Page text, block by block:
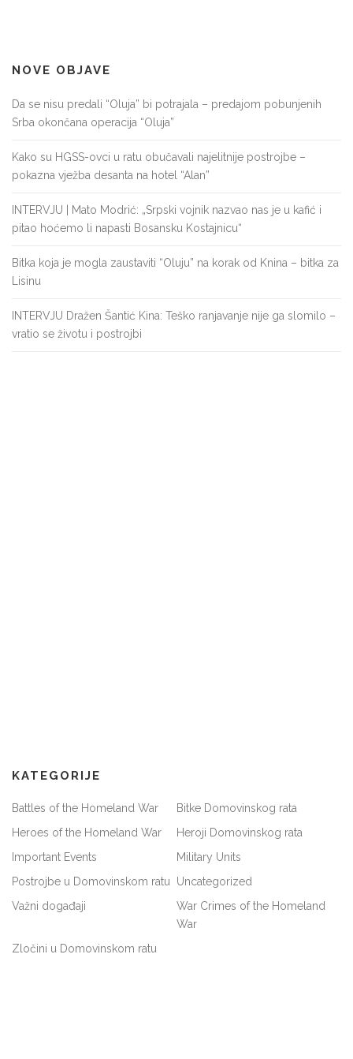
NOVE OBJAVE
Da se nisu predali “Oluja” bi potrajala – predajom pobunjenih
Srba okončana operacija “Oluja”
Kako su HGSS-ovci u ratu obučavali najelitnije postrojbe –
pokazna vježba desanta na hotel “Alan”
INTERVJU | Mato Modrić: „Srpski vojnik nazvao nas je u kafić i
pitao hoćemo li napasti Bosansku Kostajnicu“
Bitka koja je mogla zaustaviti “Oluju” na korak od Knina – bitka za
Lisinu
INTERVJU Dražen Šantić Kina: Teško ranjavanje nije ga slomilo –
vratio se životu i postrojbi
KATEGORIJE
Battles of the Homeland War
Bitke Domovinskog rata
Heroes of the Homeland War
Heroji Domovinskog rata
Important Events
Military Units
Postrojbe u Domovinskom ratu
Uncategorized
Važni događaji
War Crimes of the Homeland
War
Zločini u Domovinskom ratu